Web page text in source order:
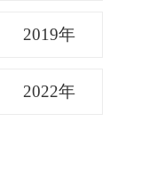
2019年
2022年